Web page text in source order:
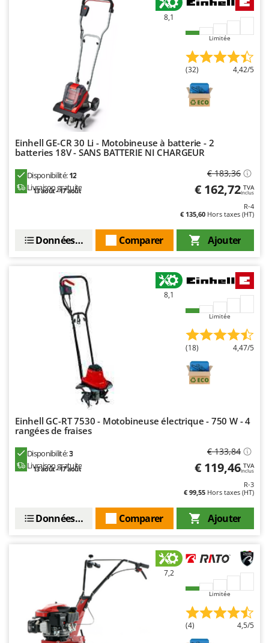
TecnoGen
Tellarini Pompe
Tenco
Titania
Trev - Abrek - TecnoVIR
Troy-Bilt
W
Waldner
Weber
WIDU
Wortex
Zanon
Zephir
8,1
Limitée
(32) 4,42/5
Einhell GE-CR 30 Li - Motobineuse à batterie - 2
batteries 18V - SANS BATTERIE NI CHARGEUR
Disponibilité:12
Livraison gratuite
13 août - 17 août
€ 183,36
€ 162,72 TVA
Inclus
R-4
€ 135,60 Hors taxes (HT)
Ajouter
Comparer
Données techniques
8,1
Limitée
(18) 4,47/5
Einhell GC-RT 7530 - Motobineuse électrique - 750 W - 4
rangées de fraises
Disponibilité:3
Livraison gratuite
13 août - 17 août
€ 133,84
€ 119,46 TVA
Inclus
R-3
€ 99,55 Hors taxes (HT)
Ajouter
Comparer
Données techniques
7,2
Limitée
(4) 4,5/5